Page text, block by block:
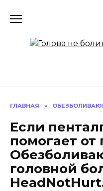
ГЛАВНАЯ »
Если
помогает от
головной